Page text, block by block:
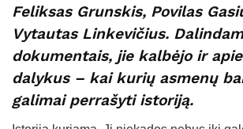
Feliksas Grunskis, Povilas
Vytautas Linkevičius.
dokumentais, jie kalbėjo ir
dalykus – kai kurių asmenų
galimai perrašyti istoriją.